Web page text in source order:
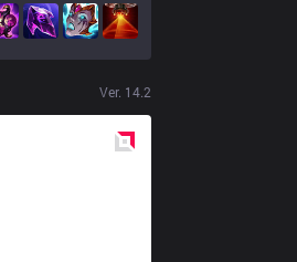
Ver. 14.2